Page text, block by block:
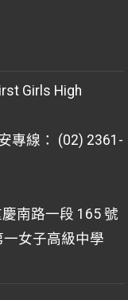
Girls High
線： (02) 2361-
南路一段 165 號
女子高級中學